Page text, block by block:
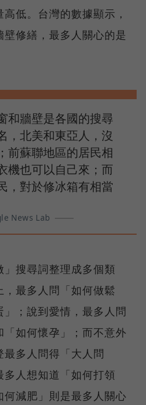
低。台灣的數據顯示，
修繕，最多人關心的是
News Lab
和牆壁是各國的搜尋
，北美和東亞人，沒
前蘇聯地區的居民相
機也可以自己來；而
，對於修冰箱有相當
搜尋詞整理成多個類
最多人問「如何做鬆
；說到愛情，最多人問
如何懷孕」；而不意外
多人問得「大人問
人想知道「如何打領
減肥」則是最多人關心